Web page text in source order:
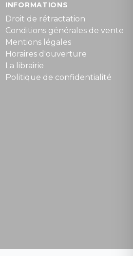
INFORMATIONS
Droit de rétractation
Conditions générales de vente
Mentions légales
Horaires d'ouverture
La librairie
Politique de confidentialité